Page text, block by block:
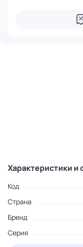
Характеристики и
Код
Страна
Бренд
Серия